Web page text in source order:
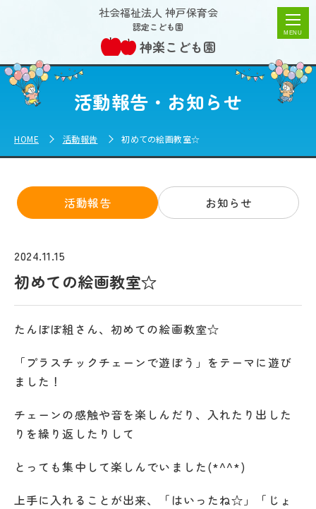
初めての絵画教室☆ | 神楽こども園
社会福祉法人 神戸保育会
認定こども園
神楽こども園
活動報告・お知らせ
HOME 活動報告 初めての絵画教室☆
活動報告 お知らせ
2024.11.15
初めての絵画教室☆
たんぽぽ組さん、初めての絵画教室☆
「プラスチックチェーンで遊ぼう」をテーマに遊び
ました！
チェーンの感触や音を楽しんだり、入れたり出した
りを繰り返したりして
とっても集中して楽しんでいました(*^^*)
上手に入れることが出来、「はいったね☆」「じょ